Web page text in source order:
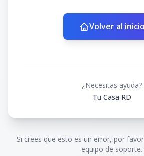
Volver al inicio
¿Necesitas ayuda?
Tu Casa RD
Si crees que esto es un error, por
equipo de soporte.